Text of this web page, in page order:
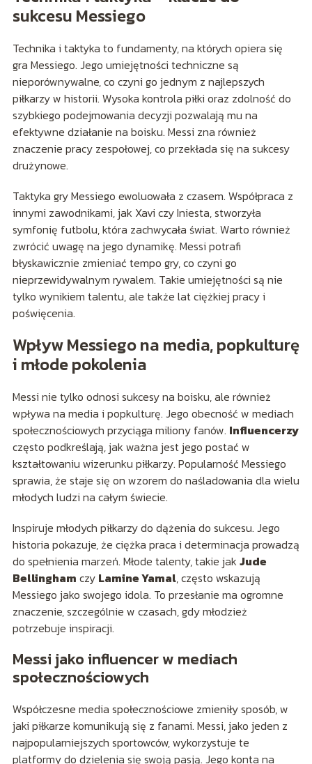
sukcesu Messiego
Technika i taktyka to fundamenty, na których opiera się
gra Messiego. Jego umiejętności techniczne są
nieporównywalne, co czyni go jednym z najlepszych
piłkarzy w historii. Wysoka kontrola piłki oraz zdolność do
szybkiego podejmowania decyzji pozwalają mu na
efektywne działanie na boisku. Messi zna również
znaczenie pracy zespołowej, co przekłada się na sukcesy
drużynowe.
Taktyka gry Messiego ewoluowała z czasem. Współpraca z
innymi zawodnikami, jak Xavi czy Iniesta, stworzyła
symfonię futbolu, która zachwycała świat. Warto również
zwrócić uwagę na jego dynamikę. Messi potrafi
błyskawicznie zmieniać tempo gry, co czyni go
nieprzewidywalnym rywalem. Takie umiejętności są nie
tylko wynikiem talentu, ale także lat ciężkiej pracy i
poświęcenia.
Wpływ Messiego na media, popkulturę
i młode pokolenia
Messi nie tylko odnosi sukcesy na boisku, ale również
wpływa na media i popkulturę. Jego obecność w mediach
społecznościowych przyciąga miliony fanów. Influencerzy
często podkreślają, jak ważna jest jego postać w
kształtowaniu wizerunku piłkarzy. Popularność Messiego
sprawia, że staje się on wzorem do naśladowania dla wielu
młodych ludzi na całym świecie.
Inspiruje młodych piłkarzy do dążenia do sukcesu. Jego
historia pokazuje, że ciężka praca i determinacja prowadzą
do spełnienia marzeń. Młode talenty, takie jak Jude
Bellingham czy Lamine Yamal, często wskazują
Messiego jako swojego idola. To przesłanie ma ogromne
znaczenie, szczególnie w czasach, gdy młodzież
potrzebuje inspiracji.
Messi jako influencer w mediach
społecznościowych
Współczesne media społecznościowe zmieniły sposób, w
jaki piłkarze komunikują się z fanami. Messi, jako jeden z
najpopularniejszych sportowców, wykorzystuje te
platformy do dzielenia się swoją pasją. Jego konta na